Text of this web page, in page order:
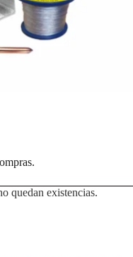
quedan existencias.